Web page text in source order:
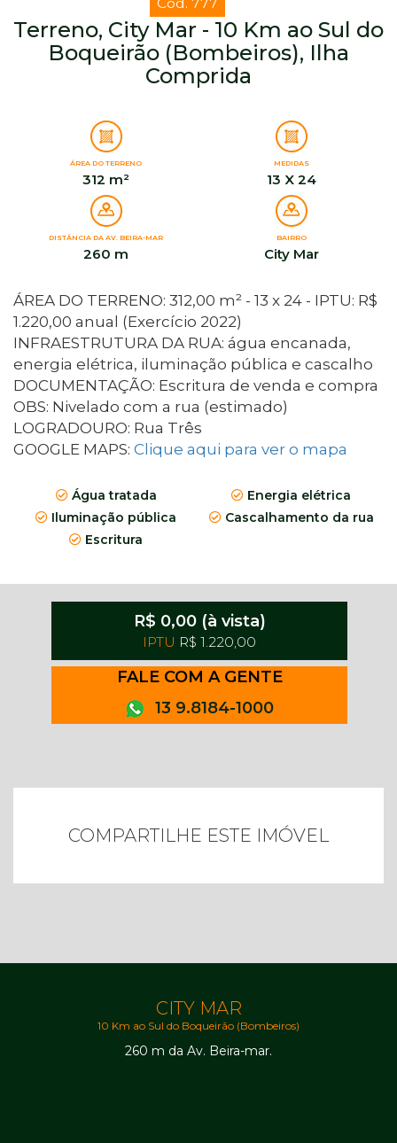
Terreno, City Mar - 10 Km ao Sul do
Boqueirão (Bombeiros), Ilha
Comprida
ÁREA DO TERRENO
312 m²
MEDIDAS
13 X 24
DISTÂNCIA DA AV. BEIRA-MAR
260 m
BAIRRO
City Mar
ÁREA DO TERRENO: 312,00 m² - 13 x 24 - IPTU: R$
1.220,00 anual (Exercício 2022)
INFRAESTRUTURA DA RUA: água encanada,
energia elétrica, iluminação pública e cascalho
DOCUMENTAÇÃO: Escritura de venda e compra
OBS: Nivelado com a rua (estimado)
LOGRADOURO: Rua Três
GOOGLE MAPS: Clique aqui para ver o mapa
Água tratada
Energia elétrica
Iluminação pública
Cascalhamento da rua
Escritura
R$ 0,00 (à vista)
IPTU R$ 1.220,00
FALE COM A GENTE
13 9.8184-1000
COMPARTILHE ESTE IMÓVEL
CITY MAR
10 Km ao Sul do Boqueirão (Bombeiros)
260 m da Av. Beira-mar.